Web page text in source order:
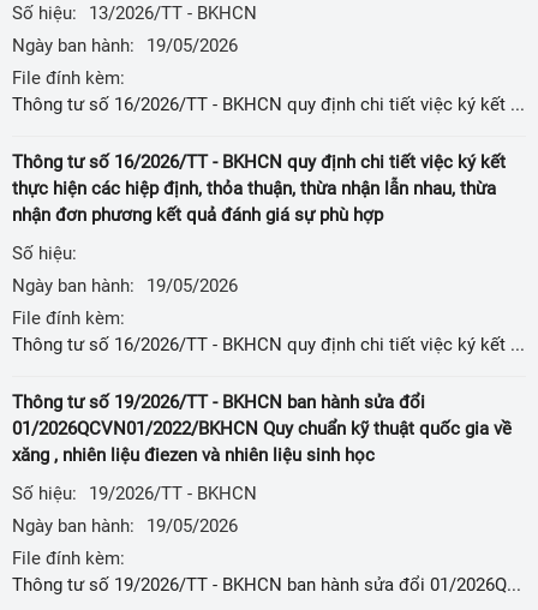
Số hiệu:
13/2026/TT - BKHCN
Ngày ban hành:
19/05/2026
File đính kèm:
Thông tư số 16/2026/TT - BKHCN quy định chi tiết việc ký kết thực hiện các hiệp định, thỏa thuận, thừa nhận lẫn nhau, thừa nhận đơn phương kết quả đánh giá sự phù hợp
Thông tư số 16/2026/TT - BKHCN quy định chi tiết việc ký kết
thực hiện các hiệp định, thỏa thuận, thừa nhận lẫn nhau, thừa
nhận đơn phương kết quả đánh giá sự phù hợp
Số hiệu:
Ngày ban hành:
19/05/2026
File đính kèm:
Thông tư số 16/2026/TT - BKHCN quy định chi tiết việc ký kết thực hiện các hiệp định, thỏa thuận, thừa nhận lẫn nhau, thừa nhận đơn phương kết quả đánh giá sự phù hợp
Thông tư số 19/2026/TT - BKHCN ban hành sửa đổi
01/2026QCVN01/2022/BKHCN Quy chuẩn kỹ thuật quốc gia về
xăng , nhiên liệu điezen và nhiên liệu sinh học
Số hiệu:
19/2026/TT - BKHCN
Ngày ban hành:
19/05/2026
File đính kèm:
Thông tư số 19/2026/TT - BKHCN ban hành sửa đổi 01/2026QCVN01/2022/BKHCN Quy chuẩn kỹ thuật quốc gia về xăng , nhiên liệu điezen và nhiên liệu sinh học